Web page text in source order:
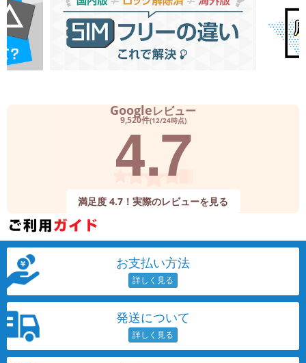
Googleレビュー
9,520件(12/24時点)
4.7
満足度 4.7！実際のレビューを見る
お支払い方法
発送について